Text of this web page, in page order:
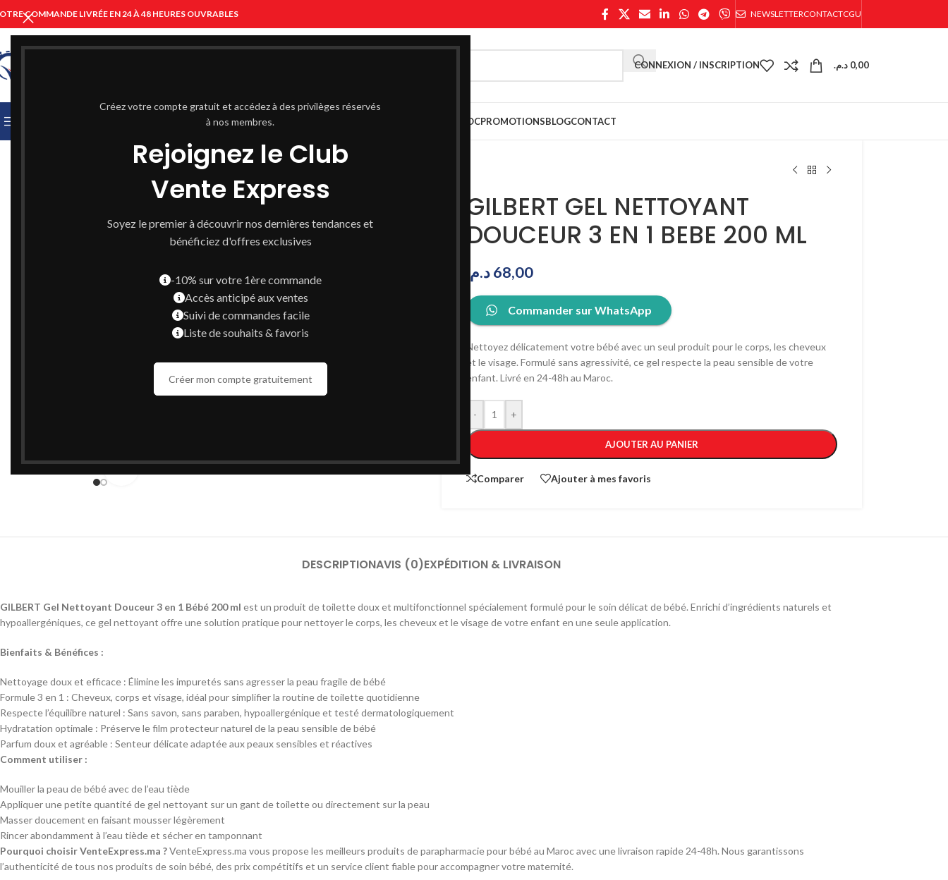
Créez votre compte gratuit et accédez à des privilèges réservés
à nos membres.
Rejoignez le Club
Vente Express
Soyez le premier à découvrir nos dernières tendances et
bénéficiez d'offres exclusives
-10% sur votre 1ère commande
Accès anticipé aux ventes
Suivi de commandes facile
Liste de souhaits & favoris
Créer mon compte gratuitement
COMMANDE LIVRÉE EN 24 À 48 HEURES OUVRABLES NEWSLETTERCONTACTCGU
CONNEXION / INSCRIPTION 0,00 د.م.
ACCUEILPARAPHARMACIE CASABLANCA PARAPHARMACIE MAROCPROMOTIONSBLOGCONTACT
GILBERT GEL NETTOYANT
DOUCEUR 3 EN 1 BEBE 200 ML
68,00د.م.
Commander sur WhatsApp
Nettoyez délicatement votre bébé avec un seul produit pour le corps, les cheveux
et le visage. Formulé sans agressivité, ce gel respecte la peau sensible de votre
enfant. Livré en 24-48h au Maroc.
- +
AJOUTER AU PANIER
Comparer Ajouter à mes favoris
DESCRIPTIONAVIS (0)EXPÉDITION & LIVRAISON
GILBERT Gel Nettoyant Douceur 3 en 1 Bébé 200 ml est un produit de toilette doux et multifonctionnel spécialement formulé pour le soin délicat de bébé. Enrichi d’ingrédients naturels et
hypoallergéniques, ce gel nettoyant offre une solution pratique pour nettoyer le corps, les cheveux et le visage de votre enfant en une seule application.
Bienfaits & Bénéfices :
Nettoyage doux et efficace : Élimine les impuretés sans agresser la peau fragile de bébé
Formule 3 en 1 : Cheveux, corps et visage, idéal pour simplifier la routine de toilette quotidienne
Respecte l’équilibre naturel : Sans savon, sans paraben, hypoallergénique et testé dermatologiquement
Hydratation optimale : Préserve le film protecteur naturel de la peau sensible de bébé
Parfum doux et agréable : Senteur délicate adaptée aux peaux sensibles et réactives
Comment utiliser :
Mouiller la peau de bébé avec de l’eau tiède
Appliquer une petite quantité de gel nettoyant sur un gant de toilette ou directement sur la peau
Masser doucement en faisant mousser légèrement
Rincer abondamment à l’eau tiède et sécher en tamponnant
Pourquoi choisir VenteExpress.ma ?VenteExpress.ma vous propose les meilleurs produits de parapharmacie pour bébé au Maroc avec une livraison rapide 24-48h. Nous garantissons
l’authenticité de tous nos produits de soin bébé, des prix compétitifs et un service client fiable pour accompagner votre maternité.